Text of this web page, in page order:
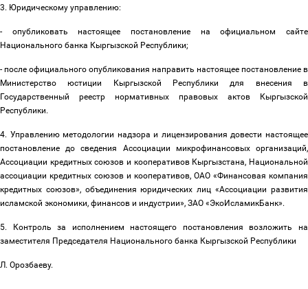
3. Юридическому управлению:
- опубликовать настоящее постановление на официальном сайте
Национального банка Кыргызской Республики;
- после официального опубликования направить настоящее постановление в
Министерство юстиции Кыргызской Республики для внесения в
Государственный реестр нормативных правовых актов Кыргызской
Республики.
4. Управлению методологии надзора и лицензирования довести настоящее
постановление до сведения Ассоциации микрофинансовых организаций,
Ассоциации кредитных союзов и кооперативов Кыргызстана, Национальной
ассоциации кредитных союзов и кооперативов, ОАО «Финансовая компания
кредитных союзов», объединения юридических лиц «Ассоциации развития
исламской экономики, финансов и индустрии», ЗАО «ЭкоИсламикБанк».
5. Контроль за исполнением настоящего постановления возложить на
заместителя Председателя Национального банка Кыргызской Республики
Л. Орозбаеву.